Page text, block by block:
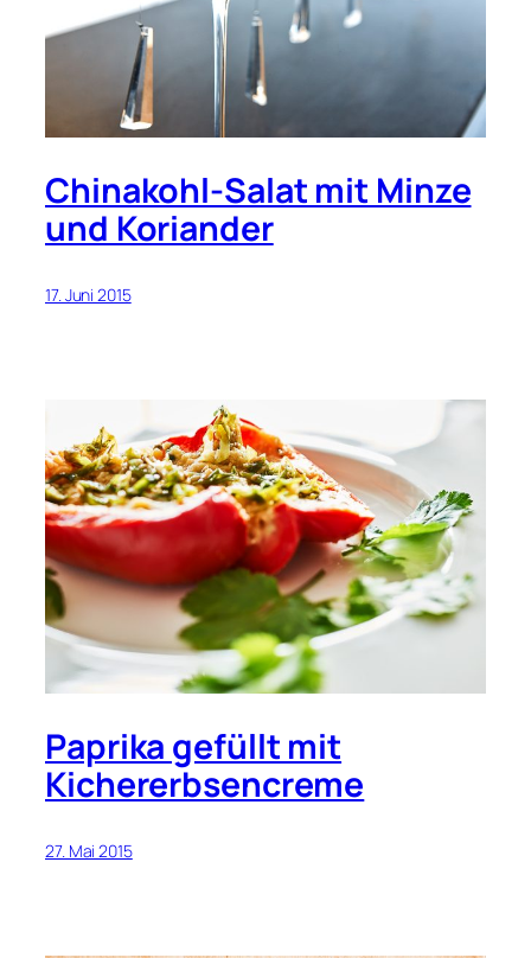
Chinakohl-Salat mit Minze
und Koriander
17. Juni 2015
Paprika gefüllt mit
Kichererbsencreme
27. Mai 2015